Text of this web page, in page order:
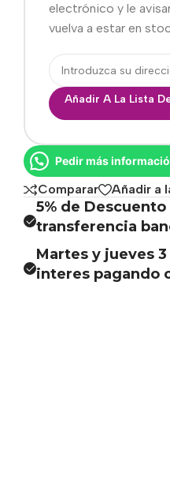
electrónico y le
vuelva a estar en
Añadir A La Lista
Pedir más
Comparar Añadir a
5% de
transferencia
Martes y jueves
interes pagando